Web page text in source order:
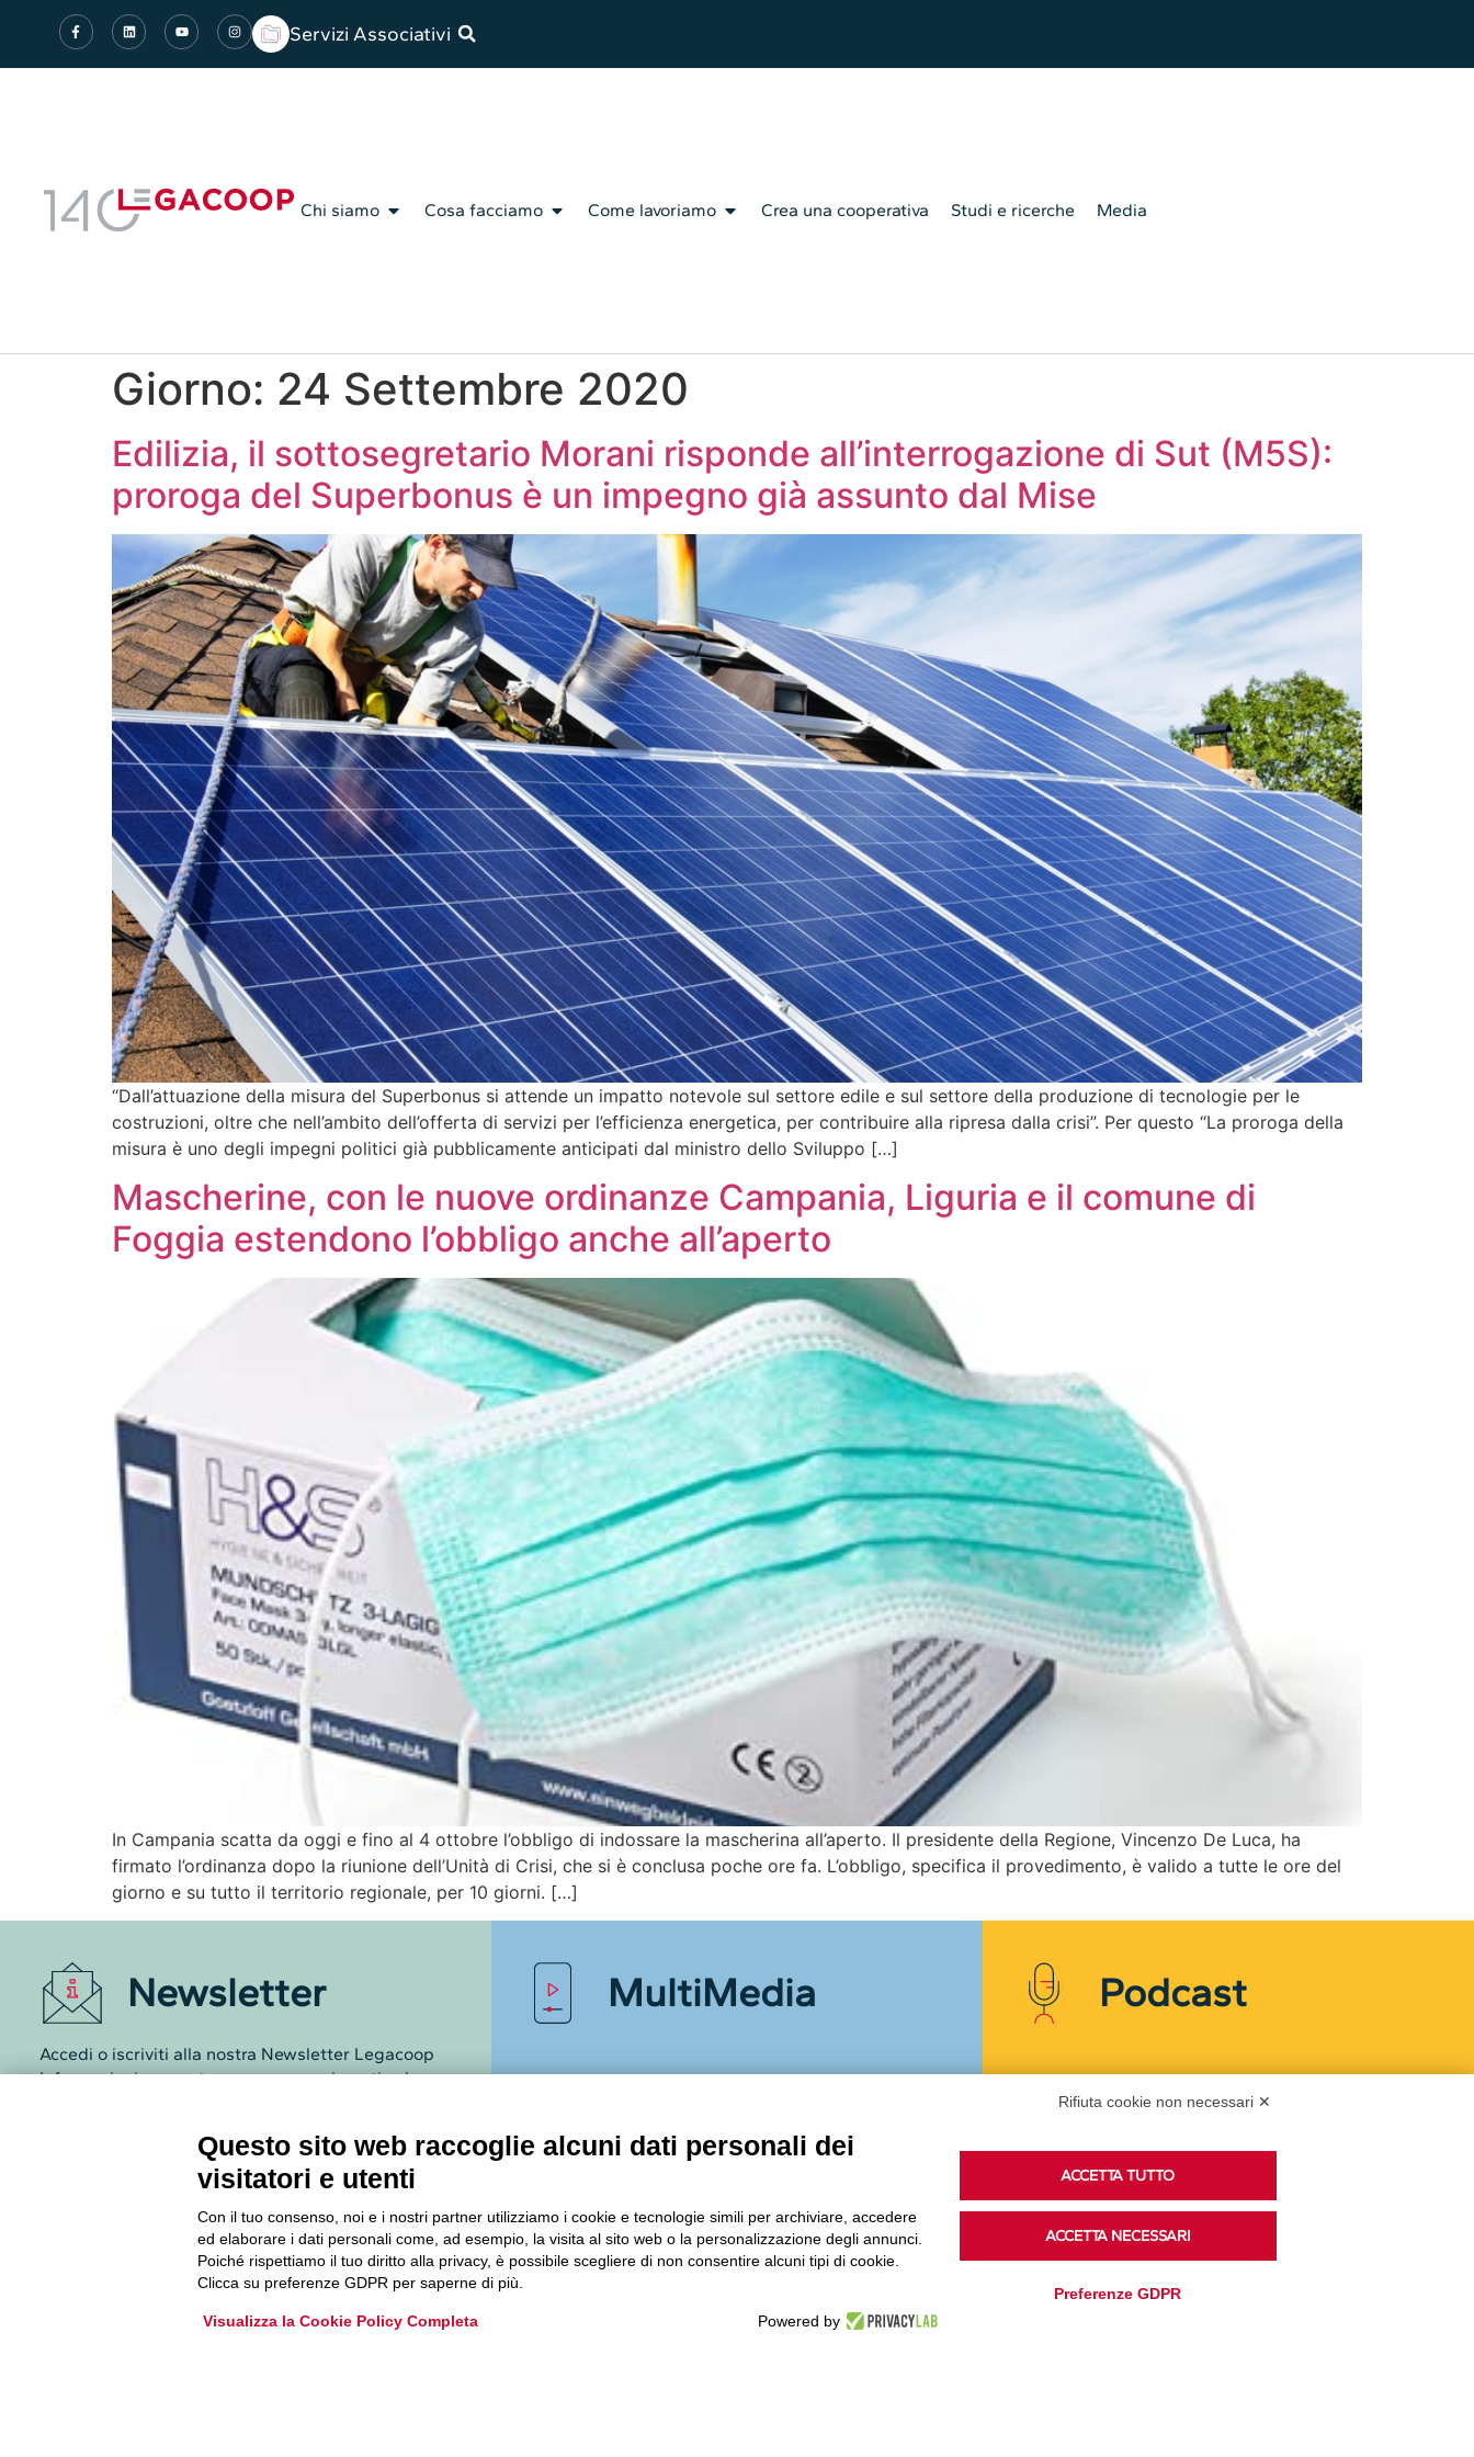
Servizi Associativi
Chi siamo Cosa facciamo Come lavoriamo Crea una cooperativa Studi e ricerche Media
Giorno: 24 Settembre 2020
Edilizia, il sottosegretario Morani risponde all’interrogazione di Sut (M5S):
proroga del Superbonus è un impegno già assunto dal Mise
“Dall’attuazione della misura del Superbonus si attende un impatto notevole sul settore edile e sul settore della produzione di tecnologie per le
costruzioni, oltre che nell’ambito dell’offerta di servizi per l’efficienza energetica, per contribuire alla ripresa dalla crisi”. Per questo “La proroga della
misura è uno degli impegni politici già pubblicamente anticipati dal ministro dello Sviluppo […]
Mascherine, con le nuove ordinanze Campania, Liguria e il comune di
Foggia estendono l’obbligo anche all’aperto
In Campania scatta da oggi e fino al 4 ottobre l’obbligo di indossare la mascherina all’aperto. Il presidente della Regione, Vincenzo De Luca, ha
firmato l’ordinanza dopo la riunione dell’Unità di Crisi, che si è conclusa poche ore fa. L’obbligo, specifica il provedimento, è valido a tutte le ore del
giorno e su tutto il territorio regionale, per 10 giorni. […]
Newsletter
Accedi o iscriviti alla nostra Newsletter Legacoop
Informazioni per restare sempre aggiornati sul
Archivio Newsletter
MultiMedia
Accedi a Youtube
Podcast
su Spreaker.
Accedi alla sezione
Seguici sui nostri canali social:
Rifiuta cookie non necessari ✕
Questo sito web raccoglie alcuni dati personali dei
visitatori e utenti
Con il tuo consenso, noi e i nostri partner utilizziamo i cookie e tecnologie simili per archiviare, accedere
ed elaborare i dati personali come, ad esempio, la visita al sito web o la personalizzazione degli annunci.
Poiché rispettiamo il tuo diritto alla privacy, è possibile scegliere di non consentire alcuni tipi di cookie.
Clicca su preferenze GDPR per saperne di più.
Visualizza la Cookie Policy Completa Powered by
ACCETTA TUTTO
ACCETTA NECESSARI
Preferenze GDPR